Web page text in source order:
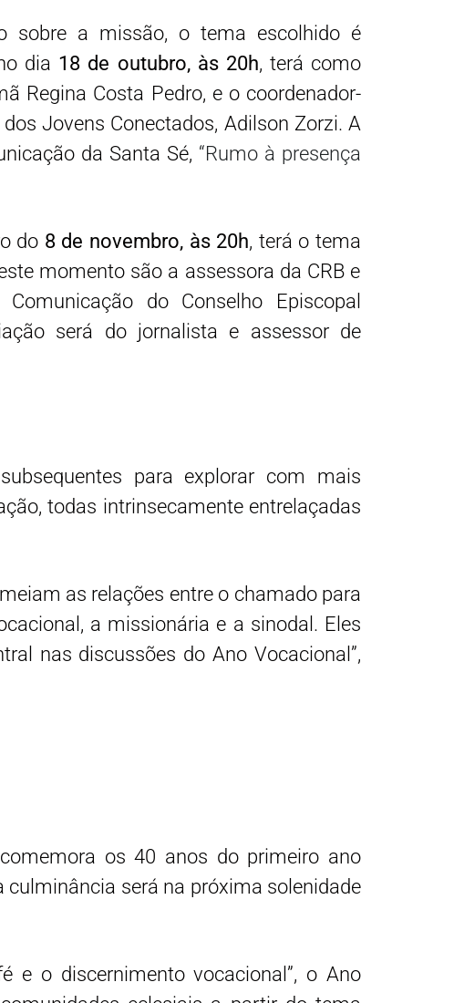
sobre a missão, o tema escolhido é
dia 18 de outubro, às 20h, terá como
Regina Costa Pedro, e o coordenador-
Jovens Conectados, Adilson Zorzi. A
da Santa Sé, “Rumo à presença
do 8 de novembro, às 20h, terá o tema
momento são a assessora da CRB e
do Conselho Episcopal
será do jornalista e assessor de
para explorar com mais
todas intrinsecamente entrelaçadas
as relações entre o chamado para
a missionária e a sinodal. Eles
nas discussões do Ano Vocacional”,
os 40 anos do primeiro ano
será na próxima solenidade
e o discernimento vocacional”, o Ano